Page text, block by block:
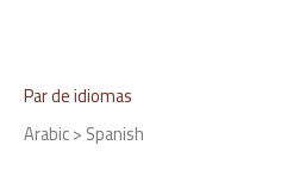
Par de idiomas
Arabic > Spanish